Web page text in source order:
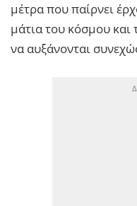
μέτρα που παίρνει
μάτια του κόσμου και
να αυξάνονται